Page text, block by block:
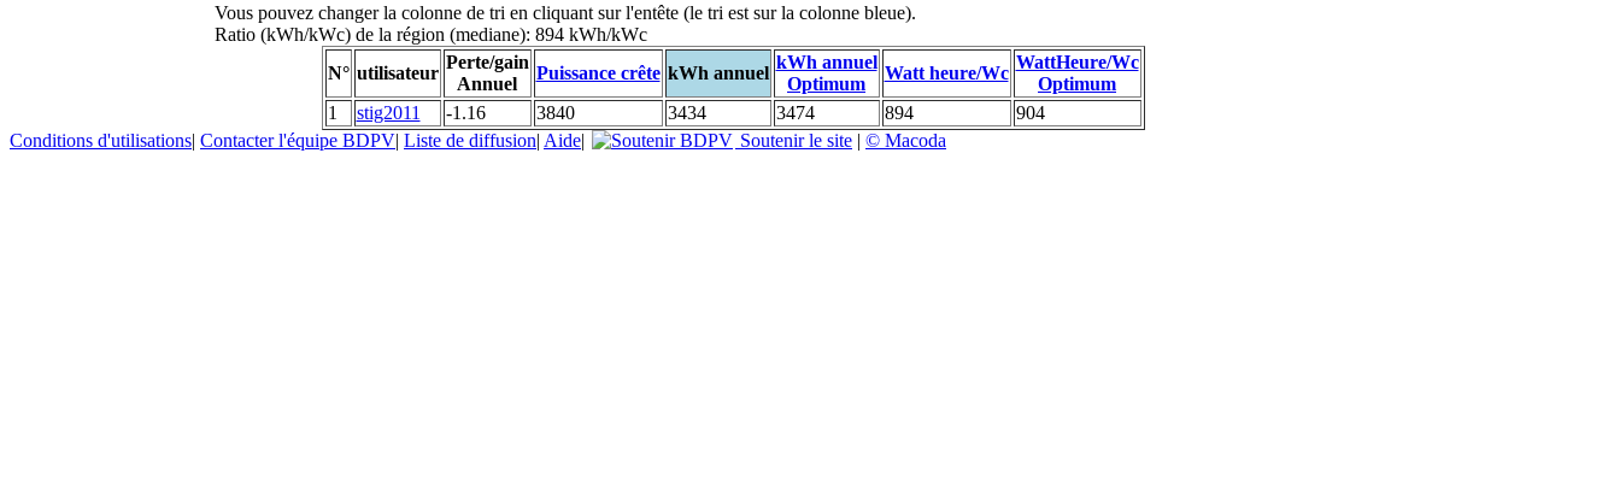
Vous pouvez changer la colonne de tri en cliquant sur l'entête (le tri est sur la colonne bleue).
Ratio (kWh/kWc) de la région (mediane): 894 kWh/kWc
N° utilisateur
Perte/gain
Annuel
Puissance crête kWh annuel
kWh annuel
Optimum
Watt heure/Wc
WattHeure/Wc
Optimum
1
stig2011 -1.16 3840 3434 3474 894
904
Conditions d'utilisations| Contacter l'équipe BDPV| Liste de diffusion| Aide| Soutenir le site | © Macoda